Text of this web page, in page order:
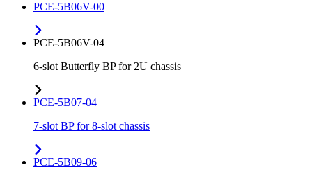
PCE-5B06V-00
PCE-5B06V-04
6-slot Butterfly BP for 2U chassis
PCE-5B07-04
7-slot BP for 8-slot chassis
PCE-5B09-06